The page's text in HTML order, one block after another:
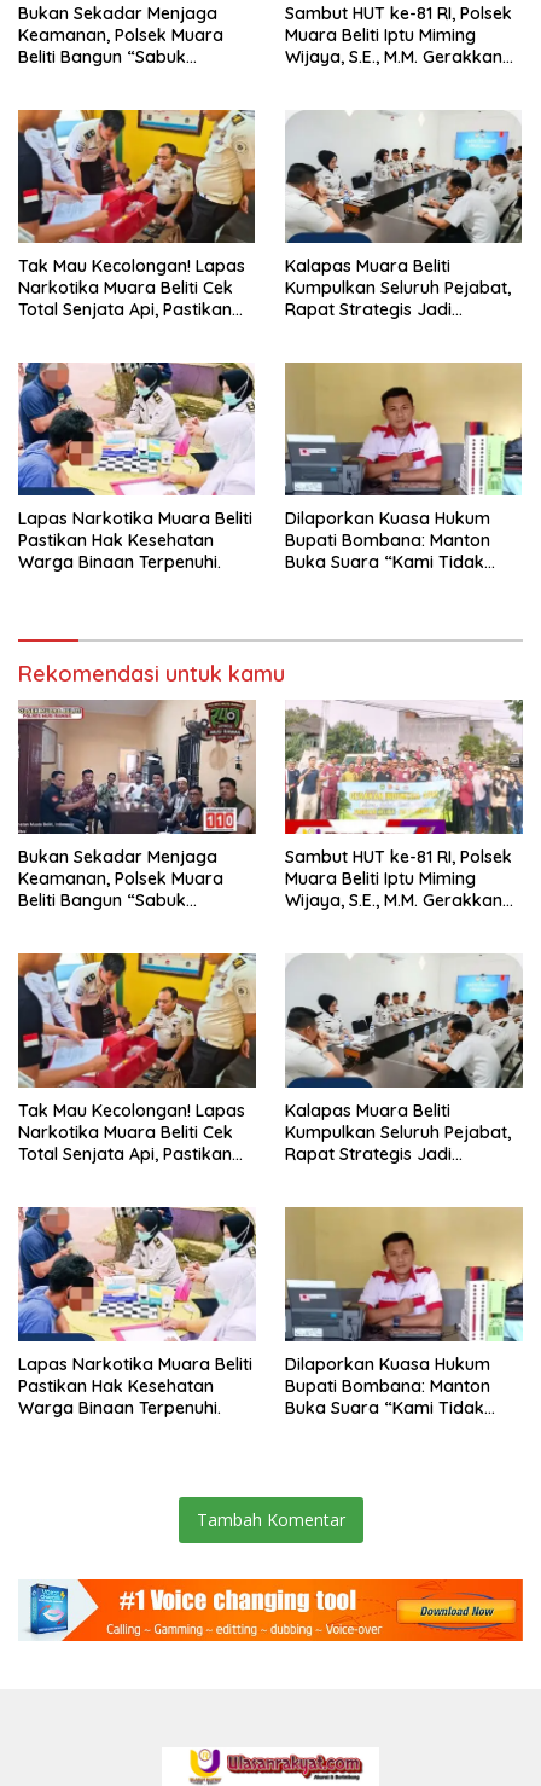
Bukan Sekadar Menjaga
Keamanan, Polsek Muara
Beliti Bangun “Sabuk
Sambut HUT ke-81 RI, Polsek
Muara Beliti Iptu Miming
Wijaya, S.E., M.M. Gerakkan
Tak Mau Kecolongan! Lapas
Narkotika Muara Beliti Cek
Total Senjata Api, Pastikan
Kalapas Muara Beliti
Kumpulkan Seluruh Pejabat,
Rapat Strategis Jadi
Lapas Narkotika Muara Beliti
Pastikan Hak Kesehatan
Warga Binaan Terpenuhi.
Dilaporkan Kuasa Hukum
Bupati Bombana: Manton
Buka Suara “Kami Tidak
Rekomendasi untuk kamu
Bukan Sekadar Menjaga
Keamanan, Polsek Muara
Beliti Bangun “Sabuk
Sambut HUT ke-81 RI, Polsek
Muara Beliti Iptu Miming
Wijaya, S.E., M.M. Gerakkan
Tak Mau Kecolongan! Lapas
Narkotika Muara Beliti Cek
Total Senjata Api, Pastikan
Kalapas Muara Beliti
Kumpulkan Seluruh Pejabat,
Rapat Strategis Jadi
Lapas Narkotika Muara Beliti
Pastikan Hak Kesehatan
Warga Binaan Terpenuhi.
Dilaporkan Kuasa Hukum
Bupati Bombana: Manton
Buka Suara “Kami Tidak
Tambah Komentar